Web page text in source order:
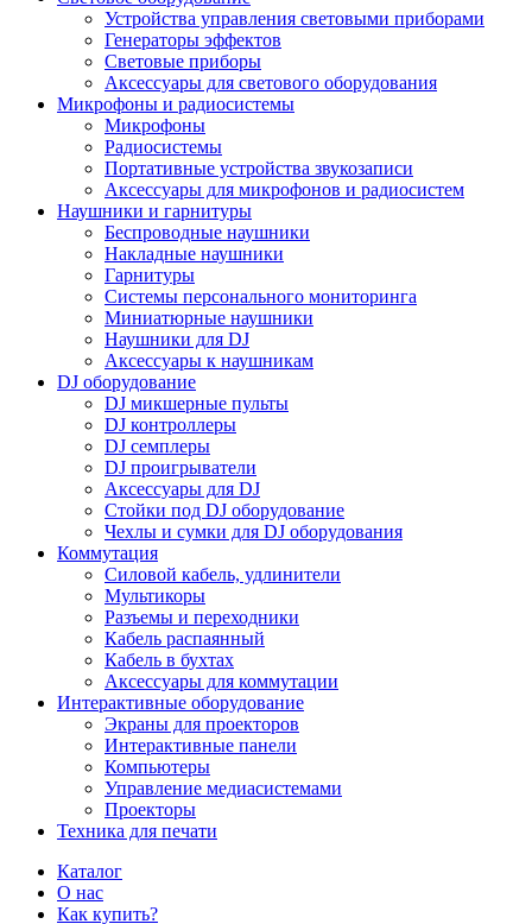
Устройства управления световыми приборами
Генераторы эффектов
Световые приборы
Аксессуары для светового оборудования
Микрофоны и радиосистемы
Микрофоны
Радиосистемы
Портативные устройства звукозаписи
Аксессуары для микрофонов и радиосистем
Наушники и гарнитуры
Беспроводные наушники
Накладные наушники
Гарнитуры
Системы персонального мониторинга
Миниатюрные наушники
Наушники для DJ
Аксессуары к наушникам
DJ оборудование
DJ микшерные пульты
DJ контроллеры
DJ семплеры
DJ проигрыватели
Аксессуары для DJ
Стойки под DJ оборудование
Чехлы и сумки для DJ оборудования
Коммутация
Силовой кабель, удлинители
Мультикоры
Разъемы и переходники
Кабель распаянный
Кабель в бухтах
Аксессуары для коммутации
Интерактивные оборудование
Экраны для проекторов
Интерактивные панели
Компьютеры
Управление медиасистемами
Проекторы
Техника для печати
Каталог
О нас
Как купить?